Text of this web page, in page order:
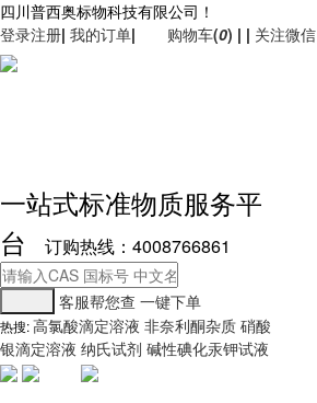
四川普西奥标物科技有限公司！
登录注册| 我的订单| 购物车(0) | | 关注微信
一站式标准物质服务平
台
订购热线：4008766861
客服帮您查 一键下单
热搜:高氯酸滴定溶液 非奈利酮杂质 硝酸
银滴定溶液 纳氏试剂 碱性碘化汞钾试液